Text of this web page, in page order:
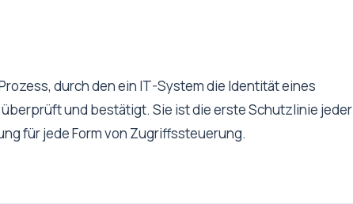
durch den ein IT-System die Identität eines
und bestätigt. Sie ist die erste Schutzlinie jeder
für jede Form von Zugriffssteuerung.